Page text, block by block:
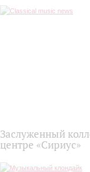
Заслуженный
центре «Сириус»